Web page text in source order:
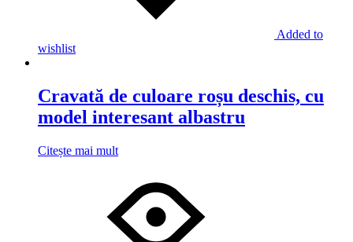
Added to
wishlist
Cravată de culoare roșu deschis, cu
model interesant albastru
Citește mai mult